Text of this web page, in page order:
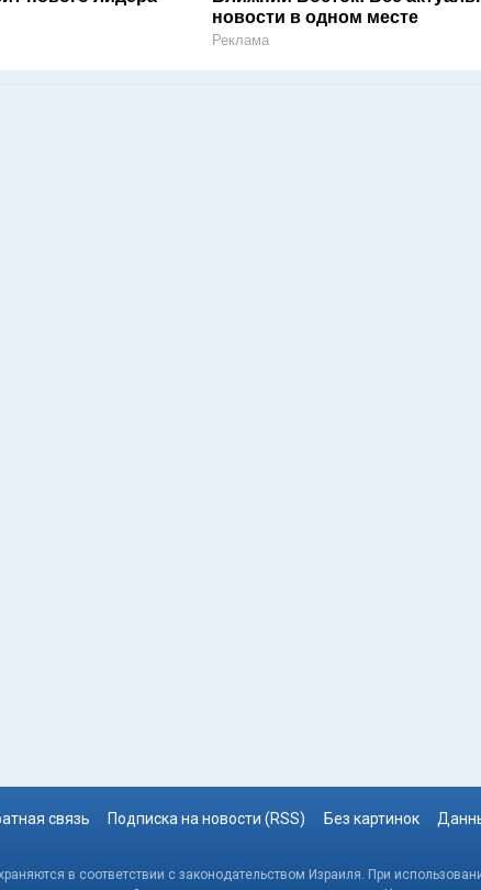
новости в одном месте
Реклама
связь Подписка на новости (RSS) Без картинок
в соответствии с законодательством Израиля. При